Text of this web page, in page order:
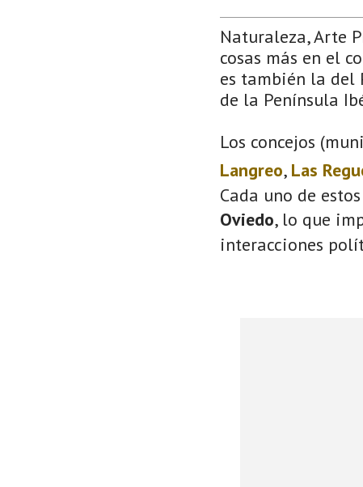
Naturaleza, Arte
cosas más en el
es también la del
de la Península
Los concejos
Langreo, Las
Cada uno de
Oviedo, lo que
interacciones